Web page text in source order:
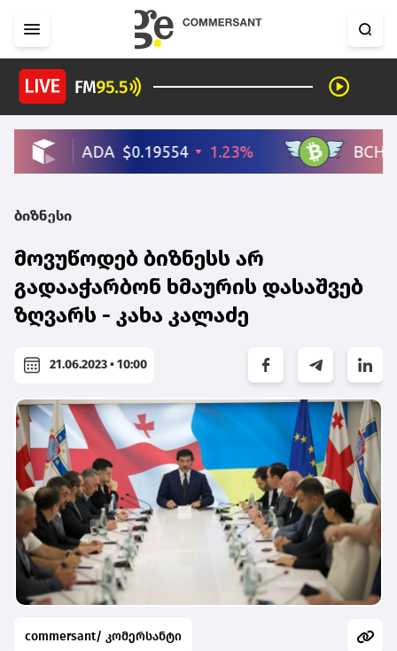
ბიზნესი
მოვუწოდებ ბიზნესს არ
გადააჭარბონ ხმაურის დასაშვებ
ზღვარს - კახა კალაძე
21.06.2023 • 10:00
commersant/ კომერსანტი